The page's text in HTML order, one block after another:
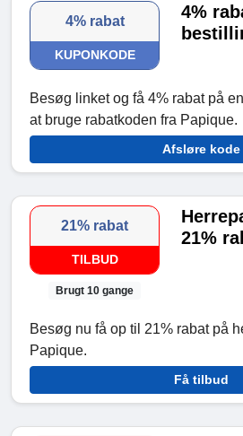
4% rabat
KUPONKODE
4%
Besøg linket og få 4% rabat på
at bruge rabatkoden fra Papique.
Afsløre kode
21% rabat
TILBUD
Brugt 10 gange
21%
Besøg nu få op til 21% rabat på
Papique.
Få tilbud